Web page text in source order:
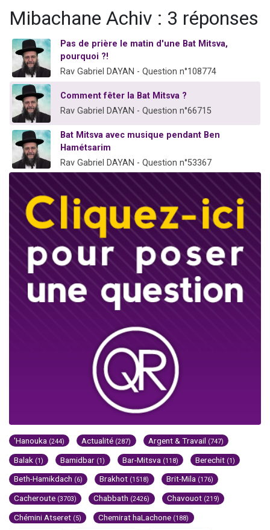
6 personnes viennent de faire un don pour 5 enfants déjà orphelins risquent de perdre leur maman
2 personnes viennent de faire un don pour Reloger Rivka, 6 enfants, victime de violences...
2 personnes viennent de nous rejoindre sur WhatsApp
Mibachane Achiv : 3 réponses
Pas de prière le matin d'une Bat Mitsva,
pourquoi ?!
Rav Gabriel DAYAN - Question n°108774
Comment fêter la Bat Mitsva ?
Rav Gabriel DAYAN - Question n°66715
Bat Mitsva avec musique pendant Ben
Hamétsarim
Rav Gabriel DAYAN - Question n°53367
'Hanouka (244) Actualité (287) Argent & Travail (747)
Balak (1) Bamidbar (1) Bar-Mitsva (118) Berechit (1)
Beth-Hamikdach (6) Brakhot (1518) Brit-Mila (176)
Cacheroute (3703) Chabbath (2426) Chavouot (219)
Chémini Atseret (5) Chemirat haLachone (188)